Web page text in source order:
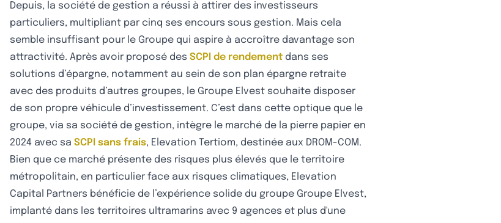
Depuis, la société de gestion a réussi à attirer des investisseurs
particuliers, multipliant par cinq ses encours sous gestion. Mais cela
semble insuffisant pour le Groupe qui aspire à accroître davantage son
attractivité. Après avoir proposé des SCPI de rendement dans ses
solutions d’épargne, notamment au sein de son plan épargne retraite
avec des produits d’autres groupes, le Groupe Elvest souhaite disposer
de son propre véhicule d’investissement. C’est dans cette optique que le
groupe, via sa société de gestion, intègre le marché de la pierre papier en
2024 avec sa SCPI sans frais, Elevation Tertiom, destinée aux DROM-COM.
Bien que ce marché présente des risques plus élevés que le territoire
métropolitain, en particulier face aux risques climatiques, Elevation
Capital Partners bénéficie de l’expérience solide du groupe Groupe Elvest,
implanté dans les territoires ultramarins avec 9 agences et plus d'une